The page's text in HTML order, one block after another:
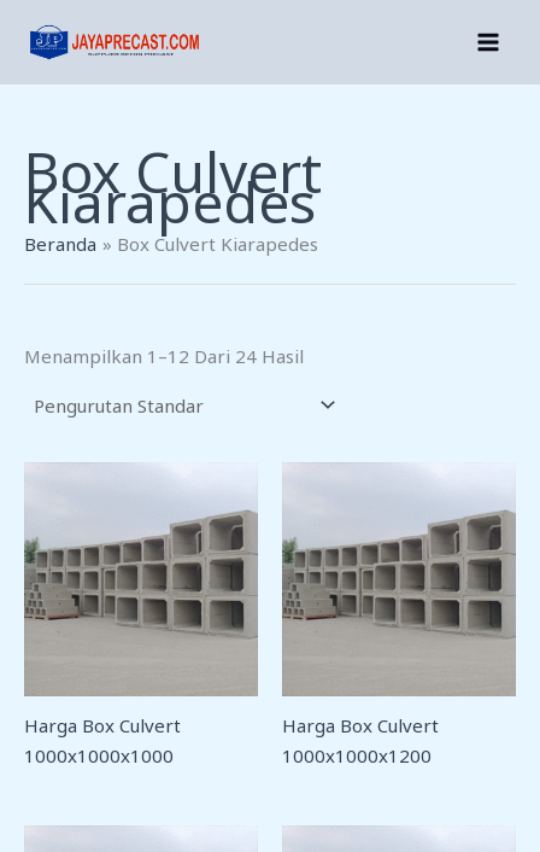
Box Culvert
Kiarapedes
Beranda Box Culvert Kiarapedes
Menampilkan 1–12 Dari 24 Hasil
Harga Box Culvert
1000x1000x1000
Harga Box Culvert
1000x1000x1200